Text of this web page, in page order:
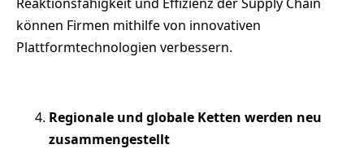
können Firmen mithilfe von innovativen
Plattformtechnologien verbessern.
Regionale und globale Ketten werden neu
zusammengestellt